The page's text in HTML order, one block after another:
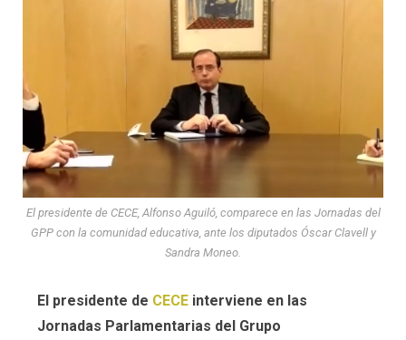
El presidente de CECE, Alfonso Aguiló, comparece en las Jornadas del
GPP con la comunidad educativa, ante los diputados Óscar Clavell y
Sandra Moneo.
El presidente de CECEinterviene en las
Jornadas Parlamentarias del Grupo